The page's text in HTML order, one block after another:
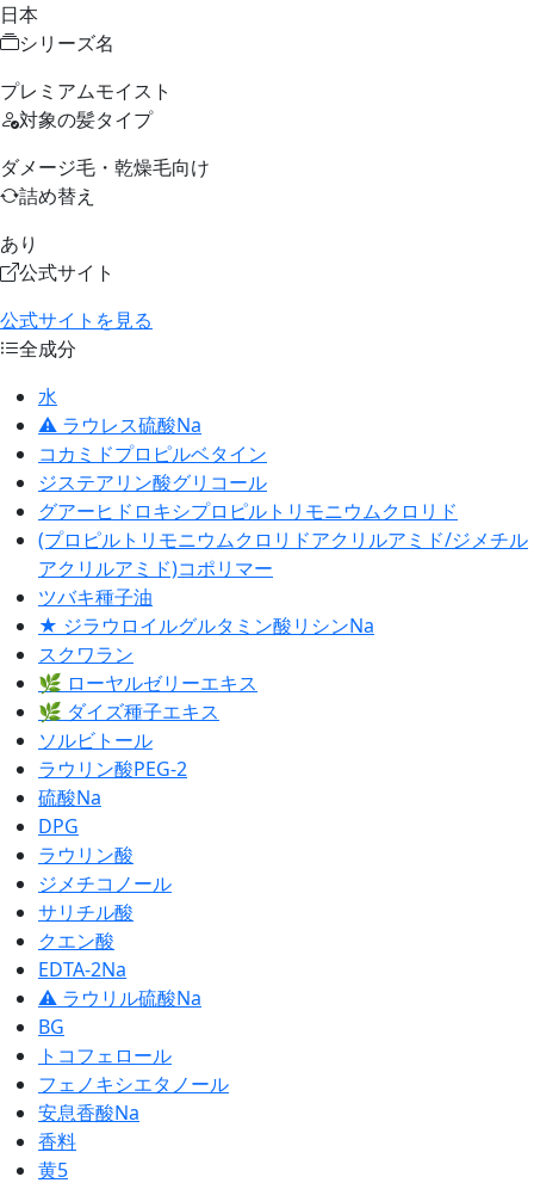
日本
シリーズ名
プレミアムモイスト
対象の髪タイプ
ダメージ毛・乾燥毛向け
詰め替え
あり
公式サイト
公式サイトを見る
全成分
水
⚠ ラウレス硫酸Na
コカミドプロピルベタイン
ジステアリン酸グリコール
グアーヒドロキシプロピルトリモニウムクロリド
(プロピルトリモニウムクロリドアクリルアミド/ジメチル
アクリルアミド)コポリマー
ツバキ種子油
★ ジラウロイルグルタミン酸リシンNa
スクワラン
🌿 ローヤルゼリーエキス
🌿 ダイズ種子エキス
ソルビトール
ラウリン酸PEG-2
硫酸Na
DPG
ラウリン酸
ジメチコノール
サリチル酸
クエン酸
EDTA-2Na
⚠ ラウリル硫酸Na
BG
トコフェロール
フェノキシエタノール
安息香酸Na
香料
黄5